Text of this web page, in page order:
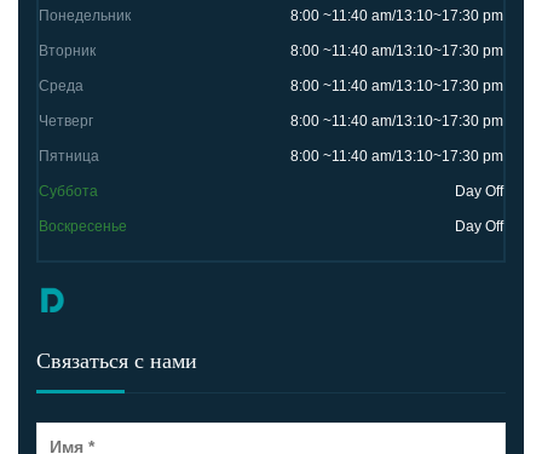
Понедельник 8:00 ~11:40 am/13:10~17:30 pm
Вторник 8:00 ~11:40 am/13:10~17:30 pm
Среда 8:00 ~11:40 am/13:10~17:30 pm
Четверг 8:00 ~11:40 am/13:10~17:30 pm
Пятница 8:00 ~11:40 am/13:10~17:30 pm
Суббота Day Off
Воскресенье Day Off
Связаться с нами